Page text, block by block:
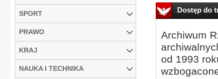
Dostęp do
Archiwum
od 1993
SPORT
PRAWO
KRAJ
NAUKA I TECHNIKA